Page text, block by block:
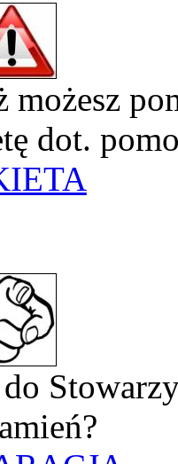
możesz
dot.